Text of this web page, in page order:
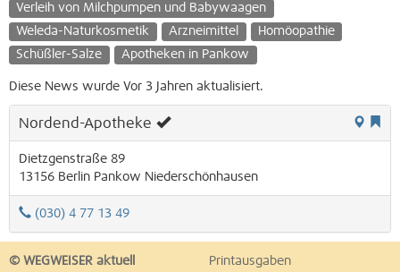
Verleih von Milchpumpen und Babywaagen
Weleda-Naturkosmetik
Arzneimittel
Homöopathie
Schüßler-Salze
Apotheken in Pankow
Diese News wurde Vor 3 Jahren aktualisiert.
Nordend-Apotheke
Dietzgenstraße 89
13156 Berlin Pankow Niederschönhausen
(030) 4 77 13 49
© WEGWEISER aktuell Printausgaben